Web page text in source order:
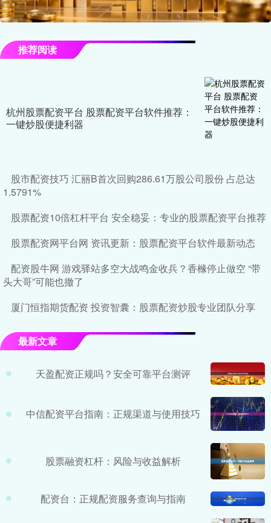
推荐阅读
杭州股票配资平台 股票配资平台软件推荐：
一键炒股便捷利器
股市配资技巧 汇丽B首次回购286.61万股公司股份 占总达
1.5791%
股票配资10倍杠杆平台 安全稳妥：专业的股票配资平台推荐
股票配资网平台网 资讯更新：股票配资平台软件最新动态
配资股牛网 游戏驿站多空大战鸣金收兵？香橼停止做空 “带
头大哥”可能也撤了
厦门恒指期货配资 投资智囊：股票配资炒股专业团队分享
最新文章
天盈配资正规吗？安全可靠平台测评
中信配资平台指南：正规渠道与使用技巧
股票融资杠杆：风险与收益解析
配资台：正规配资服务查询与指南